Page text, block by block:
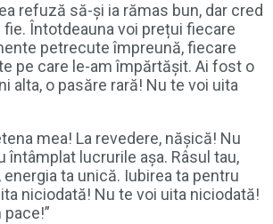
refuză să-și ia rămas bun, dar cred
Întotdeauna voi prețui fiecare
petrecute împreună, fiecare
pe care le-am împărtășit. Ai fost o
alta, o pasăre rară! Nu te voi uita
mea! La revedere, nășică! Nu
întâmplat lucrurile așa. Râsul tau,
ta unică. Iubirea ta pentru
niciodată! Nu te voi uita niciodată!